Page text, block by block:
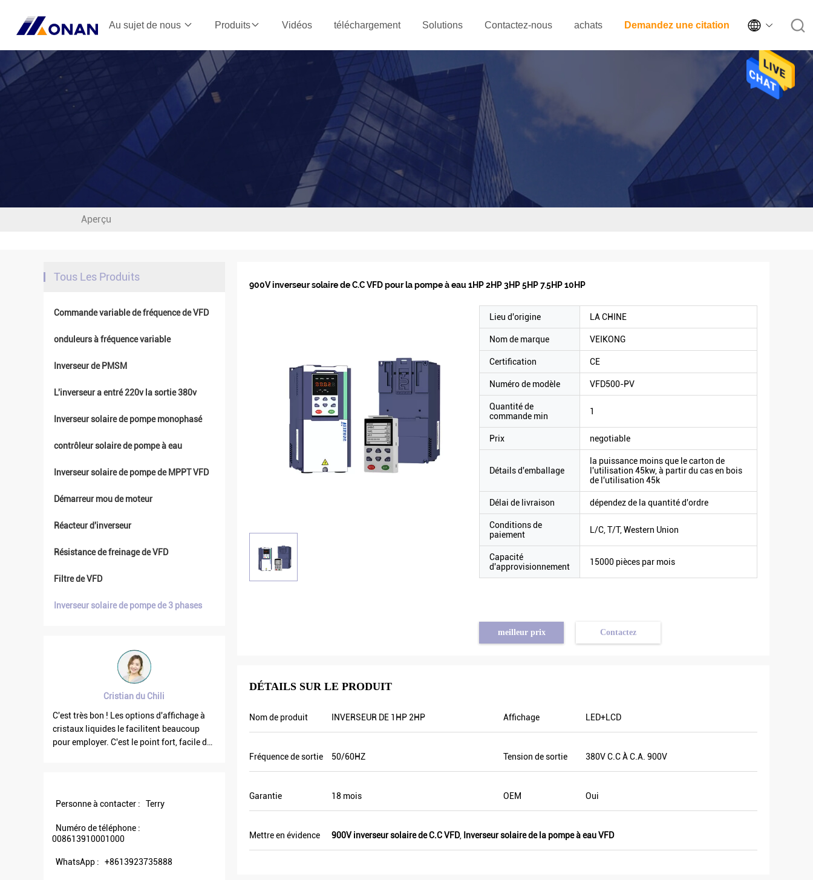
Au sujet de nous Produits Vidéos téléchargement Solutions Contactez-nous achats Demandez une citation 
Aperçu
Tous Les Produits
Commande variable de fréquence de VFD
onduleurs à fréquence variable
Inverseur de PMSM
L'inverseur a entré 220v la sortie 380v
Inverseur solaire de pompe monophasé
contrôleur solaire de pompe à eau
Inverseur solaire de pompe de MPPT VFD
Démarreur mou de moteur
Réacteur d'inverseur
Résistance de freinage de VFD
Filtre de VFD
Inverseur solaire de pompe de 3 phases
Les options d'affichage à
le facilitent beaucoup
C'est le point fort, facile de
La fréquence de la sortie VFD500 est stable
quand les autres flottent. Également le
courant de sortie est inférieur d'autres,
celui sont pourquoi la fréquence de sortie
l'inverseur solaire de pompe est vraiment
promotionnels pour l'exposition. Nous
agent local et cette année, il y a plus de 8.
Certains d'entre eux seulement vendre
Personne à contacter : Terry
Numéro de téléphone :
008613910001000
WhatsApp : +8613923735888
900V inverseur solaire de C.C VFD pour la pompe à eau 1HP 2HP 3HP 5HP 7.5HP 10HP
Lieu d'origine LA CHINE
Nom de marque VEIKONG
Certification CE
Numéro de modèle VFD500-PV
Quantité de
commande min
1
Prix negotiable
Détails d'emballage
la puissance moins que le carton de
l'utilisation 45kw, à partir du cas en bois
de l'utilisation 45k
Délai de livraison dépendez de la quantité d'ordre
Conditions de
paiement
L/C, T/T, Western Union
Capacité
d'approvisionnement
15000 pièces par mois
meilleur prix Contactez
DÉTAILS SUR LE PRODUIT
Nom de produit INVERSEUR DE 1HP 2HP Affichage LED+LCD
Fréquence de sortie 50/60HZ Tension de sortie 380V C.C À C.A. 900V
Garantie 18 mois OEM Oui
Mettre en évidence 900V inverseur solaire de C.C VFD, Inverseur solaire de la pompe à eau VFD